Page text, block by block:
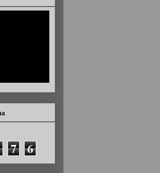
7 6